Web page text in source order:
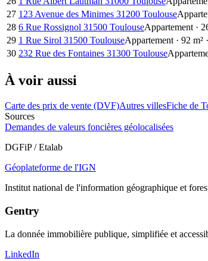
27 123 Avenue des Minimes 31200 Toulouse
28 6 Rue Rossignol 31500 ToulouseAppartement ·
29 1 Rue Sirol 31500 ToulouseAppartement · 92 m² ·
30 232 Rue des Fontaines 31300 Toulouse
À voir aussi
Carte des prix de vente (DVF)Autres villesFiche de
Sources
Demandes de valeurs foncières géolocalisées
DGFiP / Etalab
Géoplateforme de l'IGN
Institut national de l'information géographique et
Gentry
La donnée immobilière publique, simplifiée et
LinkedIn